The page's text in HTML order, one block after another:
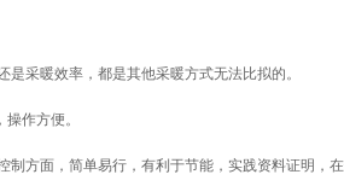
采暖效率，都是其他采暖方式无法比拟的。
作方便。
制方面，简单易行，有利于节能，实践资料证明，